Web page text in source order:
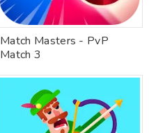
Match Masters ‎- PvP
Match 3